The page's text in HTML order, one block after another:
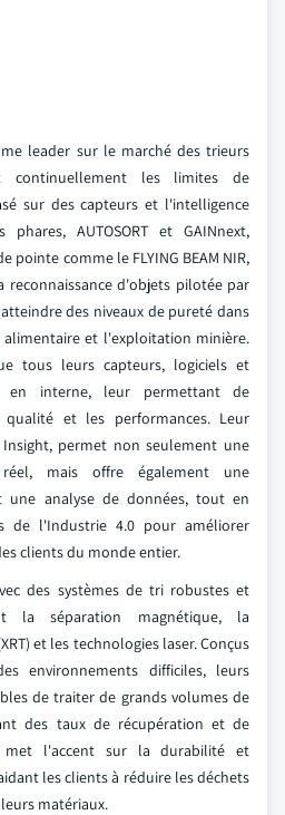
leader sur le marché des trieurs
continuellement les limites de
sur des capteurs et l'intelligence
AUTOSORT et GAINnext,
pointe comme le FLYING BEAM NIR,
reconnaissance d'objets pilotée par
des niveaux de pureté dans
alimentaire et l'exploitation minière.
tous leurs capteurs, logiciels et
en interne, leur permettant de
et les performances. Leur
Insight, permet non seulement une
mais offre également une
une analyse de données, tout en
de l'Industrie 4.0 pour améliorer
clients du monde entier.
des systèmes de tri robustes et
la séparation magnétique, la
et les technologies laser. Conçus
environnements difficiles, leurs
de traiter de grands volumes de
des taux de récupération et de
met l'accent sur la durabilité et
les clients à réduire les déchets
matériaux.